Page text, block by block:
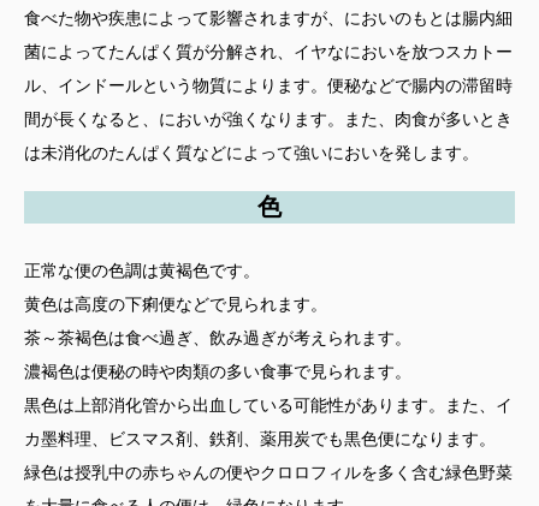
食べた物や疾患によって影響されますが、においのもとは腸内細
菌によってたんぱく質が分解され、イヤなにおいを放つスカトー
ル、インドールという物質によります。便秘などで腸内の滞留時
間が長くなると、においが強くなります。また、肉食が多いとき
は未消化のたんぱく質などによって強いにおいを発します。
色
正常な便の色調は黄褐色です。
黄色は高度の下痢便などで見られます。
茶～茶褐色は食べ過ぎ、飲み過ぎが考えられます。
濃褐色は便秘の時や肉類の多い食事で見られます。
黒色は上部消化管から出血している可能性があります。また、イ
カ墨料理、ビスマス剤、鉄剤、薬用炭でも黒色便になります。
緑色は授乳中の赤ちゃんの便やクロロフィルを多く含む緑色野菜